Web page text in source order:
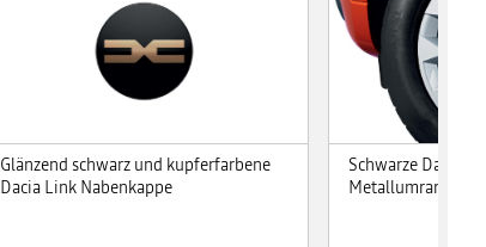
Glänzend schwarz und kupferfarbene
Dacia Link Nabenkappe
Schwarze Dacia
Metallumrandung